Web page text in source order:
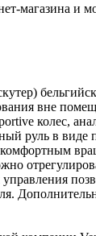
магазина и
вне
колес,
руль в виде